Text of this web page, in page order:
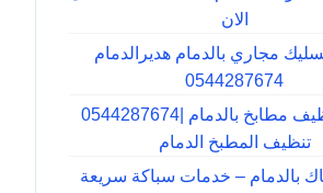
الان
مجاري بالدمام هديرالدمام
0544287674
شركة تنظيف مطابخ بالدمام |0544287674
تنظيف المطبخ الدمام
بالدمام – خدمات سباكة سريعة